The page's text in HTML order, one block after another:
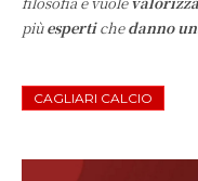
piùespertichedanno
CAGLIARI CALCIO